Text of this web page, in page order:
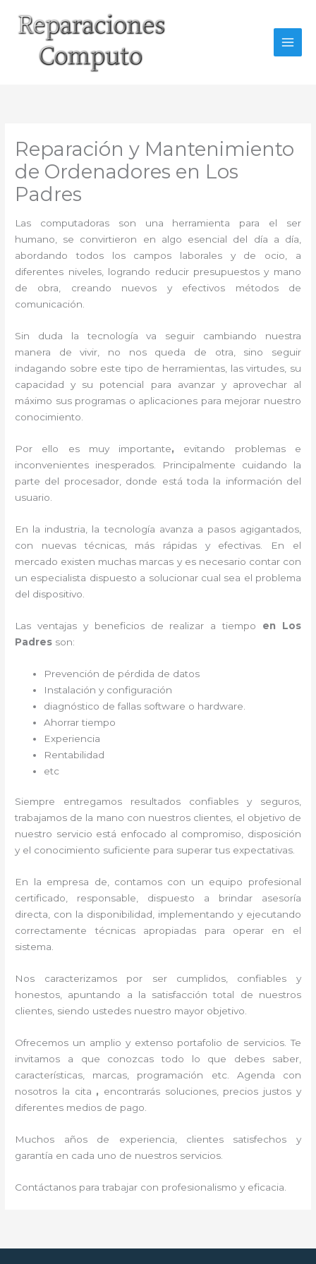
contenido
Reparación y Mantenimiento
de Ordenadores en Los
Padres
Las computadoras son una herramienta para el ser
humano, se convirtieron en algo esencial del día a día,
abordando todos los campos laborales y de ocio, a
diferentes niveles, logrando reducir presupuestos y mano
de obra, creando nuevos y efectivos métodos de
comunicación.
Sin duda la tecnología va seguir cambiando nuestra
manera de vivir, no nos queda de otra, sino seguir
indagando sobre este tipo de herramientas, las virtudes, su
capacidad y su potencial para avanzar y aprovechar al
máximo sus programas o aplicaciones para mejorar nuestro
conocimiento.
Por ello es muy importante, evitando problemas e
inconvenientes inesperados. Principalmente cuidando la
parte del procesador, donde está toda la información del
usuario.
En la industria, la tecnología avanza a pasos agigantados,
con nuevas técnicas, más rápidas y efectivas . En el
mercado existen muchas marcas y es necesario contar con
un especialista dispuesto a solucionar cual sea el problema
del dispositivo.
Las ventajas y beneficios de realizar a tiempo en Los
Padres son:
Prevención de pérdida de datos
Instalación y configuración
diagnóstico de fallas software o hardware
Ahorrar tiempo
Experiencia
Rentabilidad
etc
Siempre entregamos resultados confiables y seguros,
trabajamos de la mano con nuestros clientes, el objetivo de
nuestro servicio está enfocado al compromiso, disposición
y el conocimiento suficiente para superar tus expectativas.
En la empresa de , contamos con un equipo profesional
certificado, responsable, dispuesto a brindar asesoría
directa, con la disponibilidad, implementando y ejecutando
correctamente técnicas apropiadas para operar en el
sistema.
Nos caracterizamos por ser cumplidos, confiables y
honestos, apuntando a la satisfacción total de nuestros
clientes, siendo ustedes nuestro mayor objetivo.
Ofrecemos un amplio y extenso portafolio de servicios. Te
invitamos a que conozcas todo lo que debes saber,
características, marcas, programación etc. Agenda con
nosotros la cita , encontrarás soluciones, precios justos y
diferentes medios de pago.
Muchos años de experiencia, clientes satisfechos y
garantía en cada uno de nuestros servicios.
Contáctanos para trabajar con profesionalismo y eficacia.